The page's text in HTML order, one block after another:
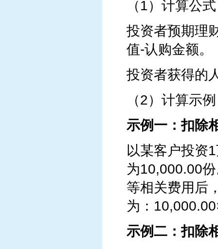
（1）计算公式
投资者预期理
值-认购金额。
投资者获得的
（2）计算示例
示例一：扣除
以某客户投资
为10,000.00
等相关费用后
为：
示例二：扣除